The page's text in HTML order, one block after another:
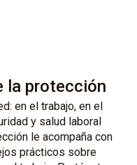
la protección
en el trabajo, en el
y salud laboral
le acompaña con
prácticos sobre